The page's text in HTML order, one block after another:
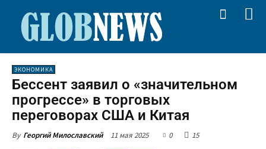
ЭКОНОМИКА
Бессент заявил о «значительном
прогрессе» в торговых
переговорах США и Китая
By Георгий Милославский 11 мая 2025 0 15